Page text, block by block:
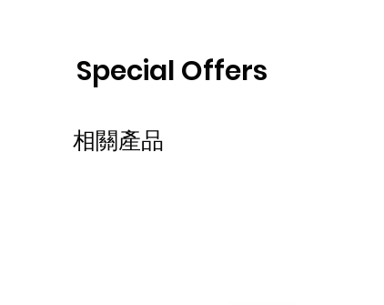
Special Offers
相關產品